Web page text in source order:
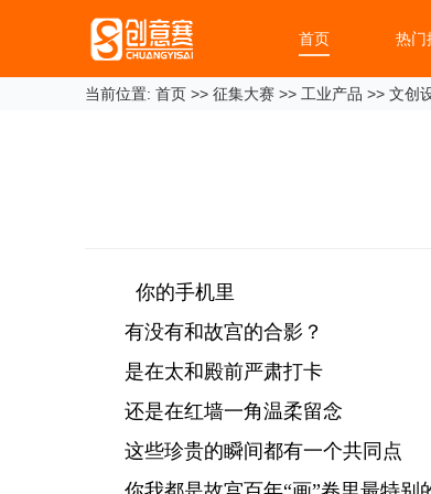
首页 热门
当前位置: 首页 >> 征集大赛 >> 工业产品 >> 文创
你的手机里
有没有和故宫的合影？
是在太和殿前严肃打卡
还是在红墙一角温柔留念
这些珍贵的瞬间都有一个共同点